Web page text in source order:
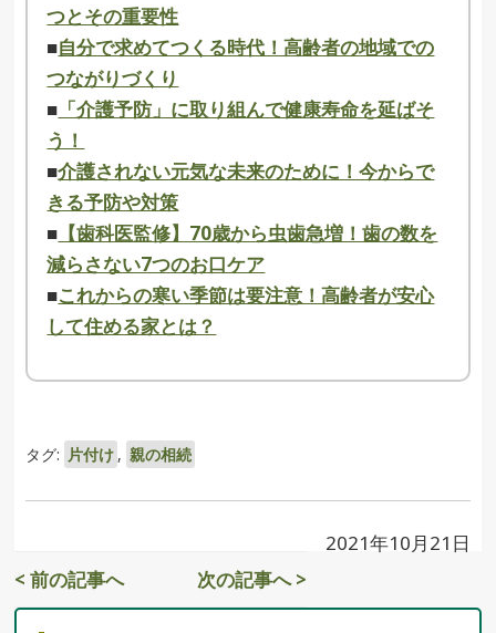
つとその重要性
■自分で求めてつくる時代！高齢者の地域での
つながりづくり
■ 「介護予防」に取り組んで健康寿命を延ばそ
う！
■介護されない元気な未来のために！今からで
きる予防や対策
■ 【歯科医監修】70歳から虫歯急増！歯の数を
減らさない7つのお口ケア
■これからの寒い季節は要注意！高齢者が安心
して住める家とは？
タグ: 片付け , 親の相続
2021年10月21日
< 前の記事へ
次の記事へ >